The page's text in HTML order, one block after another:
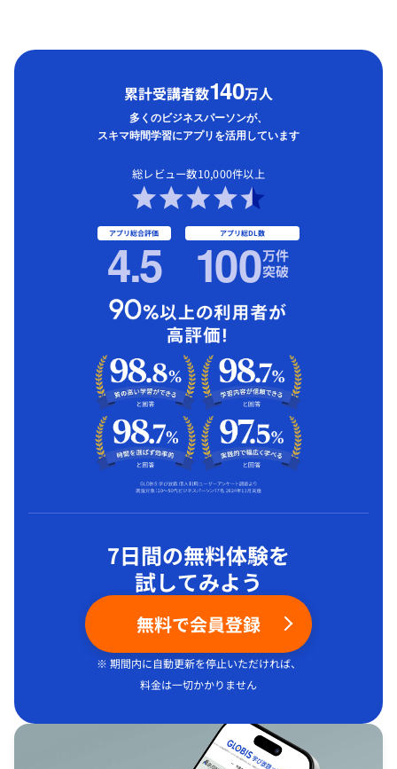
累計受講者数140万人
多くのビジネスパーソンが、
スキマ時間学習にアプリを活用しています
総レビュー数10,000件以上
アプリ総合評価
4.5 アプリ総DL数
100万件
突破
7日間の無料体験を
試してみよう
無料で会員登録
※ 期間内に自動更新を停止いただければ、
料金は一切かかりません